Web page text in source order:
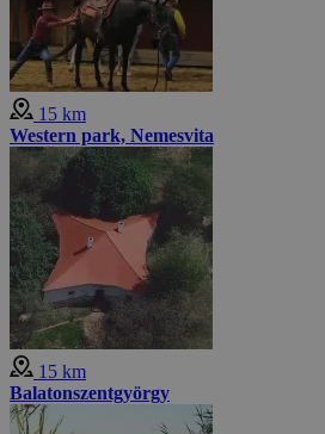
15 km
Western park, Nemesvita
15 km
Balatonszentgyörgy